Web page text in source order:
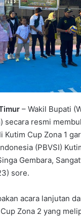
– Wakil Bupati
secara resmi
Kutim Cup Zona 1
(PBVSI)
Gembara,
sore.
acara lanjutan
Zona 2 yang